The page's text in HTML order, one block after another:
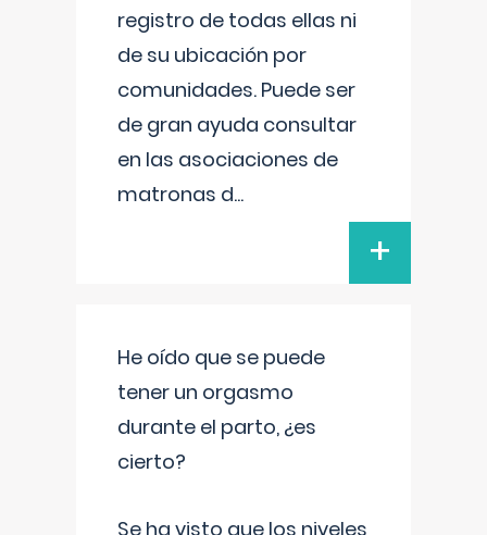
registro de todas ellas ni
de su ubicación por
comunidades. Puede ser
de gran ayuda consultar
en las asociaciones de
matronas d...
+
He oído que se puede
tener un orgasmo
durante el parto, ¿es
cierto?
Se ha visto que los niveles